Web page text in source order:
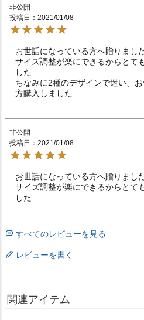
非公開
投稿日
2021/01/08
お世話になっている方へ贈りまし
サイズ調整が楽にできるからとて
した
ちなみに2種のデザインで迷い、
方購入しました
非公開
投稿日
2021/01/08
お世話になっている方へ贈りまし
サイズ調整が楽にできるからとて
した
すべてのレビューを見る
レビューを書く
関連アイテム